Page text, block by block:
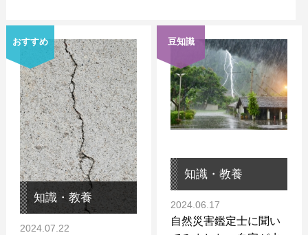
おすすめ
知識・教養
2024.07.22
豆知識
知識・教養
2024.06.17
自然災害鑑定士に聞い